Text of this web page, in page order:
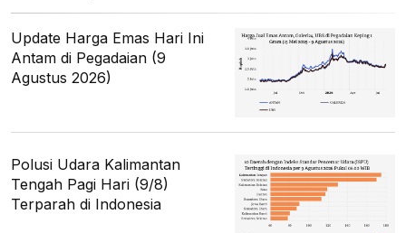
Update Harga Emas Hari Ini
Antam di Pegadaian (9
Agustus 2026)
Polusi Udara Kalimantan
Tengah Pagi Hari (9/8)
Terparah di Indonesia